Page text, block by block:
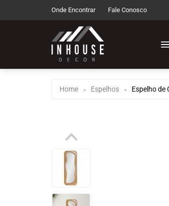
Onde Encontrar Fale Conosco
Home > Espelhos > Espelho de